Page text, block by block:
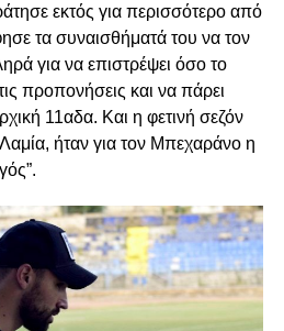
εκτός για περισσότερο από
τα συναισθήματά του να τον
για να επιστρέψει όσο το
προπονήσεις και να πάρει
11αδα. Και η φετινή σεζόν
ήταν για τον Μπεχαράνο η